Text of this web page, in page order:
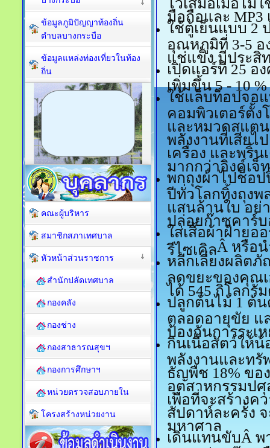
มือถือและ MP3
ใช้ตู้เย็นแบบ 2
อุณหภูมิที่ 3-5 อ
แช่แข็ง มีประสิ
เปิดแอร์ที่ 25 อ
เพิ่มขึ้น 5 - 10 %
ใช้แล็บท็อปจอ
คอมพิวเตอร์ตั้ง
และหมวดสแต
พลังงานที่เสียไ
เครื่อง และพริ้น
มากกว่าอิงค์เจ็ท
พกถุงผ้าไปช็อป
ปีทั่วโลกทิ้งถุงพ
แสนล้านใบ อย่
ปล่อยก๊าซคาร์
ใส่เสื้อผ้าฝ้ายอ
รีไซเคิลÂ หรือ
หลีกเลี่ยงผลิต
ลดขยะของคุณเ
ได้ 545 กิโลกรั
ปลูกต้นไม 1 ต้
ตลอดอายุขัย แ
ป้องกันการระเ
กินเนื้อสัตว์ให้น้
พลังงานและทรั
ธัญพืช 18% ขอ
อุตสาหกรรมป
เพื่อที่จะสร้างค
สัปดาห์ละครั้ง
มหาศาล
เดินแทนขับÂ พ
ข้อมูลภูมิปัญญาท้องถิ่น
ตำบลบางกระบือ
ข้อมูลแหล่งท่องเที่ยวในท้อง
ถิ่น
คณะผู้บริหาร
สมาชิกสภาเทศบาล
หัวหน้าส่วนราชการ
สำนักปลัดเทศบาล
กองคลัง
กองช่าง
กองสาธารณสุขฯ
กองการศึกษาฯ
หน่วยตรวจสอบภายใน
โครงสร้างหน่วยงาน